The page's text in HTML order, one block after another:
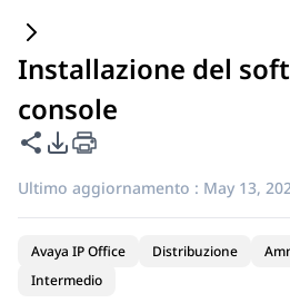
Installazione del
console
Condividi questa pagina
Opzioni di esportazione
Ultimo aggiornamento : May 13,
Avaya IP Office Distribuzione
Intermedio